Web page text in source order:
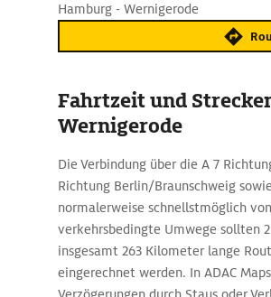
Hamburg - Wernigerode
Fahrtzeit und
Wernigerode
Die Verbindung über die A 7
Richtung Berlin/Braunschweig
normalerweise schnellstmöglich
verkehrsbedingte Umwege sollten
insgesamt 263 Kilometer lange
eingerechnet werden. In ADAC